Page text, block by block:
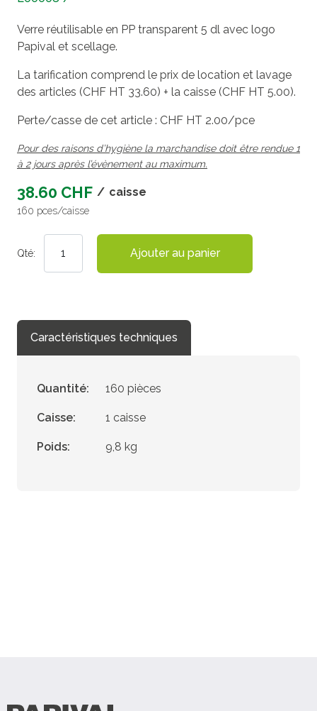
Verre réutilisable en PP transparent 5 dl avec logo
Papival et scellage.
La tarification comprend le prix de location et lavage
des articles (CHF HT 33.60) + la caisse (CHF HT 5.00).
Perte/casse de cet article : CHF HT 2.00/pce
Pour des raisons d’hygiène la marchandise doit être rendue 1
à 2 jours après l’évènement au maximum.
38.60 CHF / caisse
160 pces/caisse
Qté: Ajouter au panier
Caractéristiques techniques
Quantité: 160 pièces
Caisse: 1 caisse
Poids: 9,8 kg